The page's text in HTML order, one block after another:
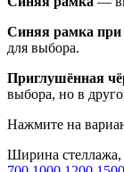
Синяя рамка при
для выбора.
Приглушённая
выбора, но в
Нажмите на
Ширина